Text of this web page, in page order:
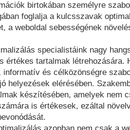
birtokában személyre
foglalja a kulcsszavak
a weboldal sebességének
specialistáink nagy
értékes tartalmak létrehozására.
informatív és célközönségre
helyezések elérésében.
készítésében, amelyek nem
is értékesek, ezáltal